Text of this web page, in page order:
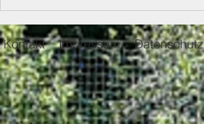
Vereinsmeisterschaft 2026
Kontakt Impressum Datenschutz